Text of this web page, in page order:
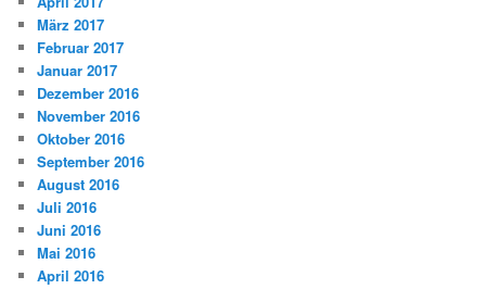
März 2017
Februar 2017
Januar 2017
Dezember 2016
November 2016
Oktober 2016
September 2016
August 2016
Juli 2016
Juni 2016
Mai 2016
April 2016